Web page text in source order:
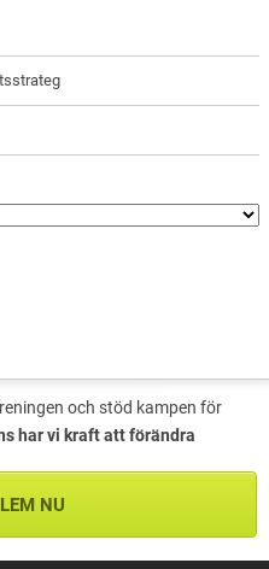
och stöd kampen för
har vi kraft att förändra
NU